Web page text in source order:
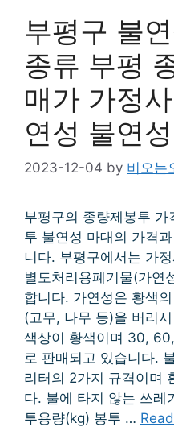
부평구 불
종류 부평
매가 가정
연성 불연성
2023-12-04 by 비오는
부평구의 종량제봉투
투 불연성 마대의 가격
니다. 부평구에서는 가
별도처리용폐기물(가연
합니다. 가연성은 황색
(고무, 나무 등)을 버리
색상이 황색이며 30,
로 판매되고 있습니다.
리터의 2가지 규격이며
다. 불에 타지 않는 쓰레
투용량(kg) 봉투 …